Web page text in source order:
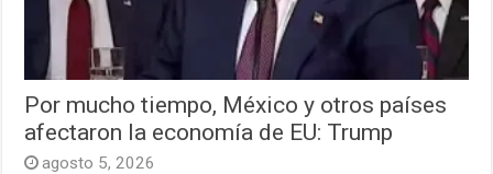
Por mucho tiempo, México y otros países
afectaron la economía de EU: Trump
agosto 5, 2026